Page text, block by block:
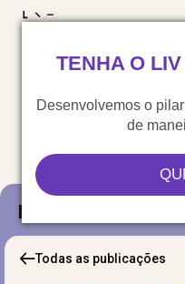
TENHA O
Desenvolvemos o
de
Blog
Todas as publicações